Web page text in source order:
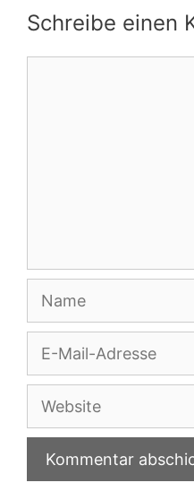
Schreibe einen
Adresse
Website